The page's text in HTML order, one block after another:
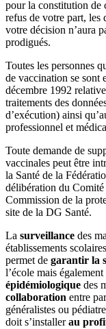
pour la constitution de
refus de votre part, les
votre décision n’aura
prodigués.
Toutes les personnes
de vaccination se sont
décembre 1992
traitements des
d’exécution) ainsi
professionnel et
Toute demande de
vaccinales peut être
la Santé de la
délibération du Comité
Commission de la
site de la DG Santé.
La surveillance des
établissements
permet de garantir la
l’école mais également
épidémiologique des
collaboration entre
généralistes ou
doit s’installerau